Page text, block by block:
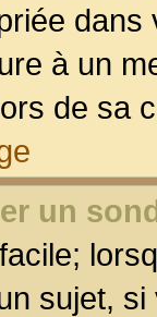
à un
de sa
un
sujet,